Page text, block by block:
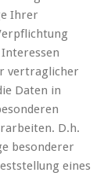
Ihrer
vertraglicher
Daten in
D.h.
besonderer
eines